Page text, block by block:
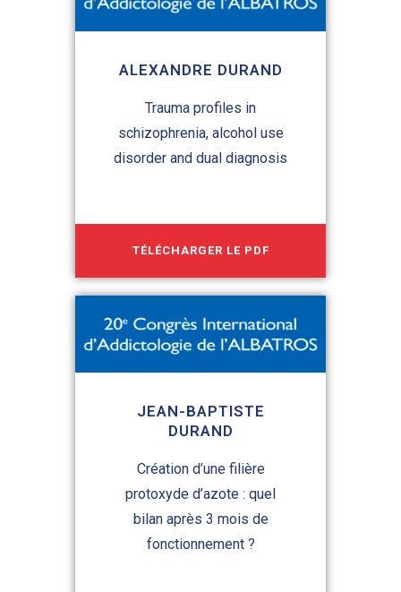
ALEXANDRE DURAND
Trauma profiles in
schizophrenia, alcohol use
disorder and dual diagnosis
TÉLÉCHARGER LE PDF
JEAN-BAPTISTE
DURAND
Création d’une filière
protoxyde d’azote : quel
bilan après 3 mois de
fonctionnement ?